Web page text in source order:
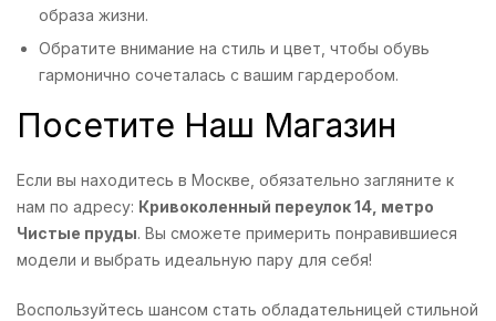
образа жизни.
Обратите внимание на стиль и цвет, чтобы обувь
гармонично сочеталась с вашим гардеробом.
Посетите Наш Магазин
Если вы находитесь в Москве, обязательно загляните к
нам по адресу: Кривоколенный переулок 14, метро
Чистые пруды. Вы сможете примерить понравившиеся
модели и выбрать идеальную пару для себя!
Воспользуйтесь шансом стать обладательницей стильной